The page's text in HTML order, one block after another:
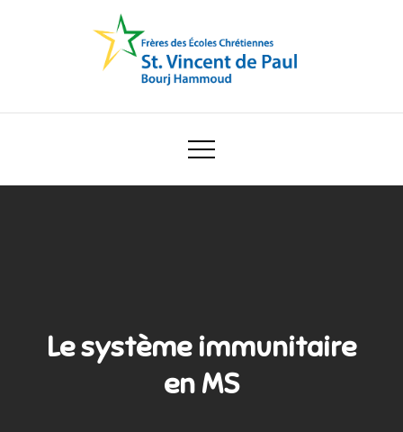
Ecole Saint Vincent de Paul
Le système immunitaire
en MS